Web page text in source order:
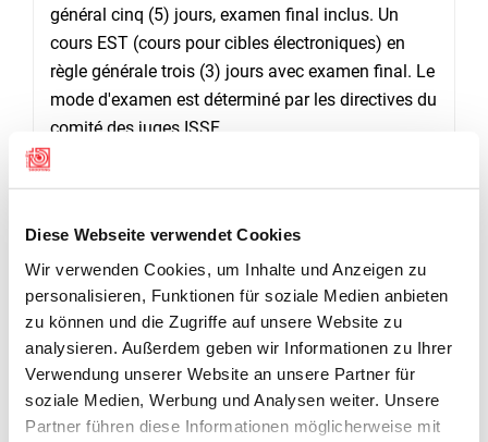
Diese Webseite verwendet Cookies
Wir verwenden Cookies, um Inhalte und Anzeigen zu
personalisieren, Funktionen für soziale Medien anbieten
zu können und die Zugriffe auf unsere Website zu
analysieren. Außerdem geben wir Informationen zu Ihrer
Verwendung unserer Website an unsere Partner für
soziale Medien, Werbung und Analysen weiter. Unsere
Partner führen diese Informationen möglicherweise mit
général cinq (5) jours, examen final inclus. Un
cours EST (cours pour cibles électroniques) en
règle générale trois (3) jours avec examen final. Le
mode d'examen est déterminé par les directives du
comité des juges ISSF.
Ignaz Juon
079 463 30 68
ignaz.juon@swissshooting.ch
DOCUMENTS